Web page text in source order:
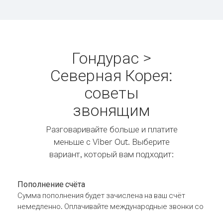
Гондурас >
Северная Корея:
советы
звонящим
Разговаривайте больше и платите
меньше с Viber Out. Выберите
вариант, который вам подходит:
Пополнение счёта
Сумма пополнения будет зачислена на ваш счёт
немедленно. Оплачивайте международные звонки со